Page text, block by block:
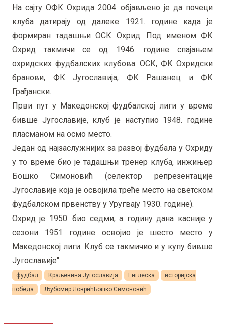
На сајту ОФК Охрида 2004. објављено је да почеци
клуба датирају од далеке 1921. године када је
формиран тадашњи ОСК Охрид. Под именом ФК
Охрид такмичи се од 1946. године спајањем
охридских фудбалских клубова: ОСК, ФК Охридски
бранови, ФК Југославија, ФК Рашанец и ФК
Грађански.
Први пут у Македонској фудбалској лиги у време
бивше Југославије, клуб је наступио 1948. године
пласманом на осмо место.
Један од најзаслужнијих за развој фудбала у Охриду
у то време био је тадашњи тренер клуба, инжињер
Бошко Симоновић (селектор репрезентације
Југославије која је освојила треће место на светском
фудбалском првенству у Уругвају 1930. године).
Охрид је 1950. био седми, а годину дана касније у
сезони 1951 године освојио је шесто место у
Македонској лиги. Клуб се такмичио и у купу бивше
Југославије"
фудбал Краљевина Југославија Енглеска
историјска
победа
Љубомир ЛоврићБошко Симоновић